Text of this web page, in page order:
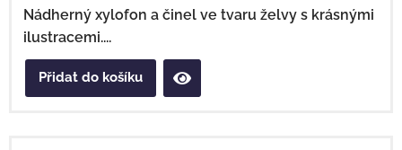
Nádherný xylofon a činel ve tvaru želvy s krásnými
ilustracemi....
Přidat do košíku